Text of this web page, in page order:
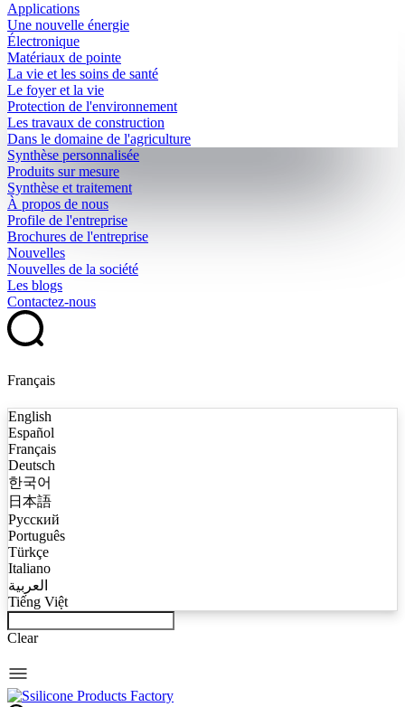
Applications
Une nouvelle énergie
Électronique
Matériaux de pointe
La vie et les soins de santé
Le foyer et la vie
Protection de l'environnement
Les travaux de construction
Dans le domaine de l'agriculture
Synthèse personnalisée
Produits sur mesure
Synthèse et traitement
À propos de nous
Profile de l'entreprise
Brochures de l'entreprise
Nouvelles
Nouvelles de la société
Les blogs
Contactez-nous
Français
English
Español
Français
Deutsch
한국어
日本語
Русский
Português
Türkçe
Italiano
العربية
Tiếng Việt
Clear